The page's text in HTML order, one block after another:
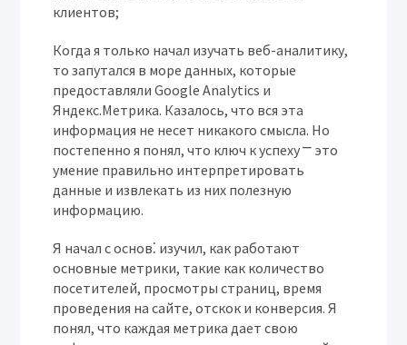
клиентов;
Когда я только начал изучать веб-аналитику,
то запутался в море данных, которые
предоставляли Google Analytics и
Яндекс.Метрика. Казалось, что вся эта
информация не несет никакого смысла. Но
постепенно я понял, что ключ к успеху ⎻ это
умение правильно интерпретировать
данные и извлекать из них полезную
информацию.
Я начал с основ⁚ изучил, как работают
основные метрики, такие как количество
посетителей, просмотры страниц, время
проведения на сайте, отскок и конверсия. Я
понял, что каждая метрика дает свою